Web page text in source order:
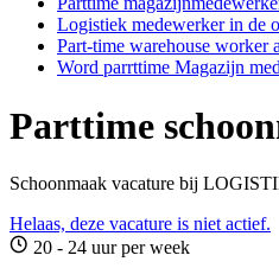
Logistiek medewerker in de
Part-time warehouse worker
Word parrttime Magazijn
Parttime
Schoonmaak vacature bij
Helaas, deze vacature is niet actief.
20 - 24 uur per week